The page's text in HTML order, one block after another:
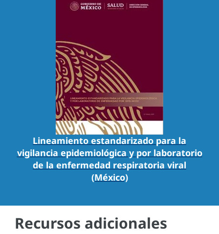
Lineamiento estandarizado para la
vigilancia epidemiológica y por laboratorio
de la enfermedad respiratoria viral
(México)
Recursos adicionales